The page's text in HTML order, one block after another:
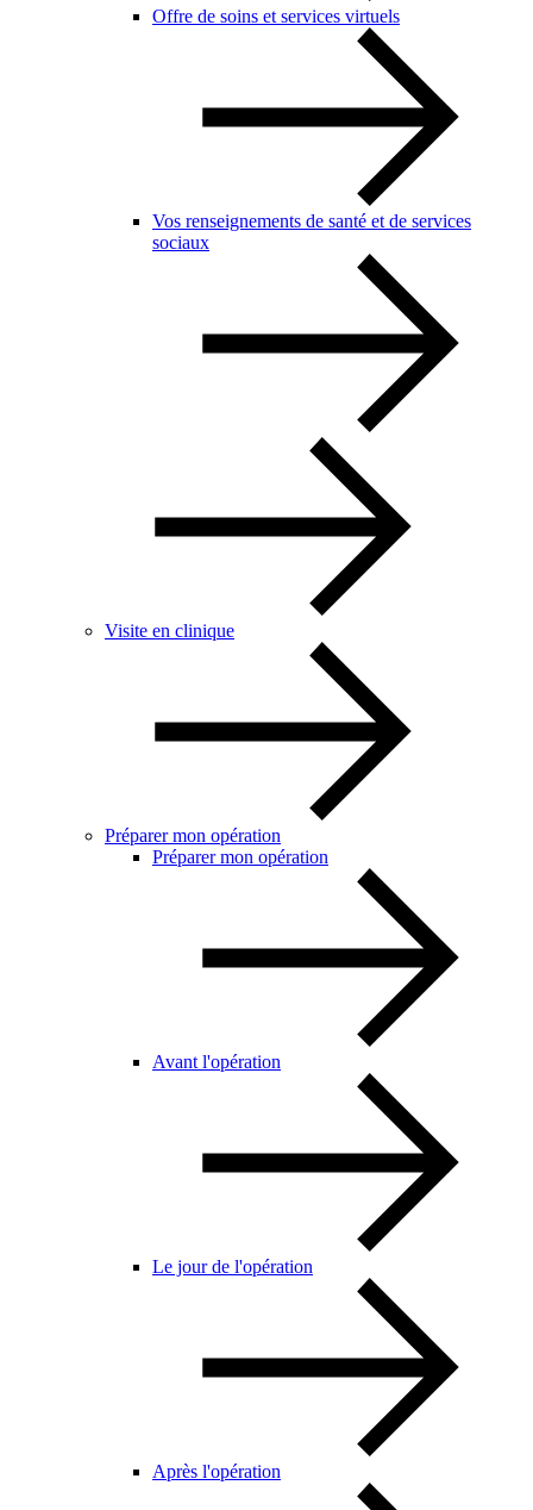
Offre de soins et services virtuels
Vos renseignements de santé et de services
sociaux
Visite en clinique
Préparer mon opération
Préparer mon opération
Avant l'opération
Le jour de l'opération
Après l'opération